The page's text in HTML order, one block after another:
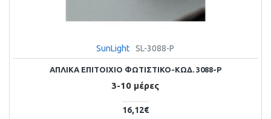
SunLight SL-3088-P
ΑΠΛΙΚΑ ΕΠΙΤΟΙΧΙΟ ΦΩΤΙΣΤΙΚΟ-ΚΩΔ. 3088-P
3-10 μέρες
16,12€